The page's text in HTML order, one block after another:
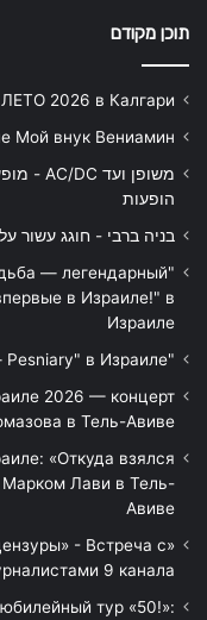
תוכן מקודם
ЛЕТО 2026 в Калгари
Мой внук Вениамин
הופעות
בניה ברבי - חוגג עשור על הבמות! 2026 -
— легендарный
в Израиле!" в
Израиле
"Песняры — Pesniary" в Израиле
2026 — концерт
в Тель-Авиве
«Откуда взялся
Лави в Тель-
Авиве
- Встреча с
9 канала
тур «50!»: